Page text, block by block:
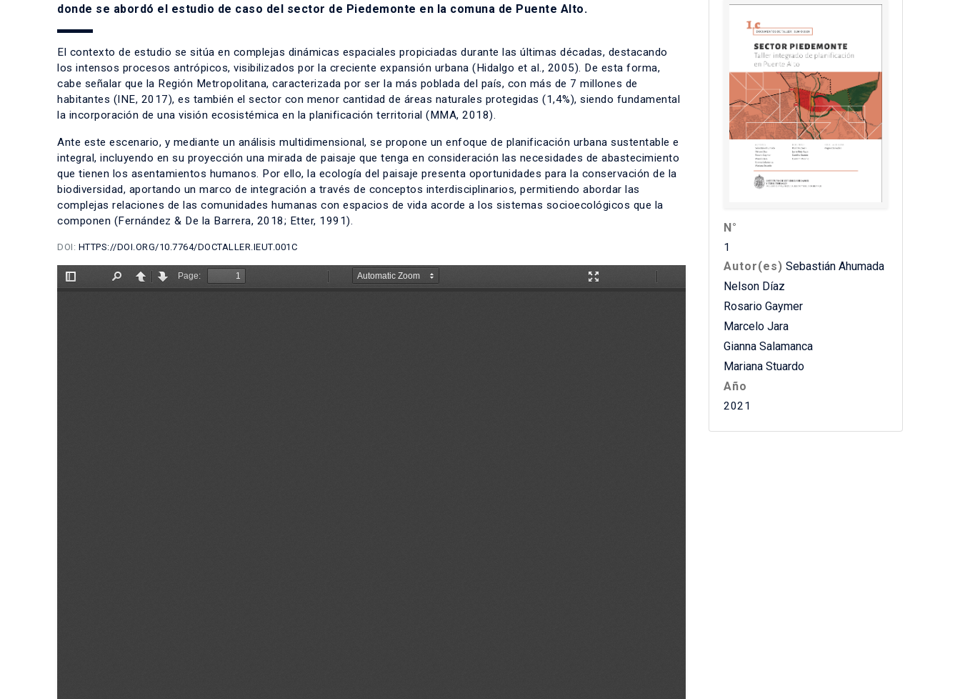
donde se abordó el estudio de caso del sector de Piedemonte en la comuna de Puente Alto.
El contexto de estudio se sitúa en complejas dinámicas espaciales propiciadas durante las últimas décadas, destacando
los intensos procesos antrópicos, visibilizados por la creciente expansión urbana (Hidalgo et al., 2005). De esta forma,
cabe señalar que la Región Metropolitana, caracterizada por ser la más poblada del país, con más de 7 millones de
habitantes (INE, 2017), es también el sector con menor cantidad de áreas naturales protegidas (1,4%), siendo fundamental
la incorporación de una visión ecosistémica en la planificación territorial (MMA, 2018).
Ante este escenario, y mediante un análisis multidimensional, se propone un enfoque de planificación urbana sustentable e
integral, incluyendo en su proyección una mirada de paisaje que tenga en consideración las necesidades de abastecimiento
que tienen los asentamientos humanos. Por ello, la ecología del paisaje presenta oportunidades para la conservación de la
biodiversidad, aportando un marco de integración a través de conceptos interdisciplinarios, permitiendo abordar las
complejas relaciones de las comunidades humanas con espacios de vida acorde a los sistemas socioecológicos que la
componen (Fernández & De la Barrera, 2018; Etter, 1991).
DOI: HTTPS://DOI.ORG/10.7764/DOCTALLER.IEUT.001C
N°
1
Autor(es) Sebastián Ahumada
Nelson Díaz
Rosario Gaymer
Marcelo Jara
Gianna Salamanca
Mariana Stuardo
Año
2021